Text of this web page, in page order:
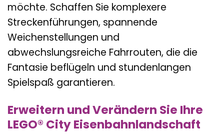
möchte. Schaffen Sie komplexere
Streckenführungen, spannende
Weichenstellungen und
abwechslungsreiche Fahrrouten, die die
Fantasie beflügeln und stundenlangen
Spielspaß garantieren.
Erweitern und Verändern Sie Ihre
LEGO® City Eisenbahnlandschaft